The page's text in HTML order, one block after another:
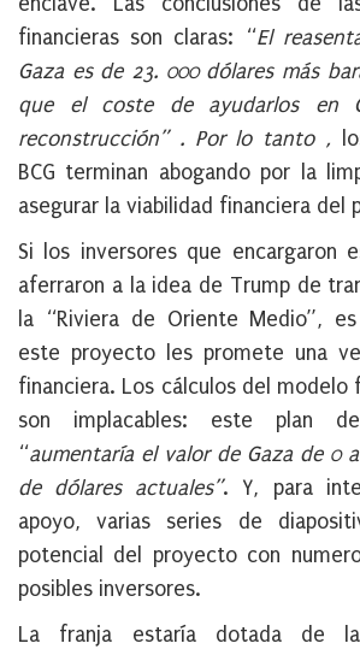
financieras son claras: “El
Gaza es de 23. 000 dólares más
que el coste de ayudarlos en
reconstrucción”. Por lo tanto ,
BCG terminan abogando por la
asegurar la viabilidad financiera del
Si los inversores que encargaron
aferraron a la idea de Trump de
la “Riviera de Oriente Medio”,
este proyecto les promete una
financiera. Los cálculos del modelo
son implacables: este plan de
“aumentaría el valor de Gaza de 0
de dólares actuales”. Y, para
apoyo, varias series de
potencial del proyecto con
posibles inversores.
La franja estaría dotada de